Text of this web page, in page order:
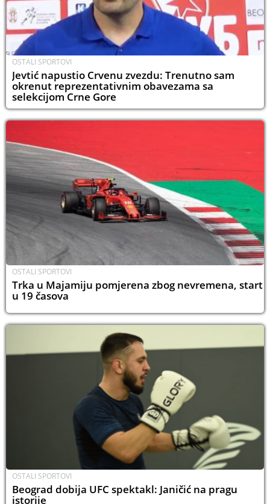
OSTALI SPORTOVI
Jevtić napustio Crvenu zvezdu: Trenutno sam
okrenut reprezentativnim obavezama sa
selekcijom Crne Gore
OSTALI SPORTOVI
Trka u Majamiju pomjerena zbog nevremena, start
u 19 časova
OSTALI SPORTOVI
Beograd dobija UFC spektakl: Janičić na pragu
istorije